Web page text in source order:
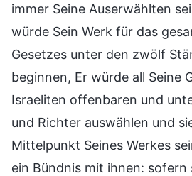
immer Seine Auserwählten
würde Sein Werk für das
Gesetzes unter den zwölf
beginnen, Er würde all Seine
Israeliten offenbaren und
und Richter auswählen und
Mittelpunkt Seines Werkes
ein Bündnis mit ihnen: sofern